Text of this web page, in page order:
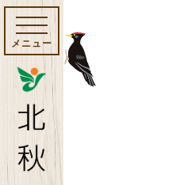
メニュー